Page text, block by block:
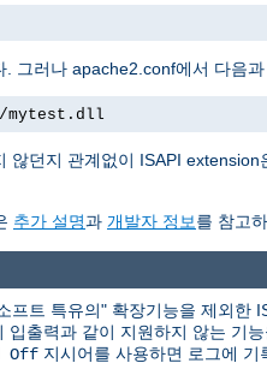
그러나 apache2.conf에서 다음
mytest.dll
던지 관계없이 ISAPI
추가 설명과 개발자 정보를 참고
트 특유의" 확장기능을 제외
출력과 같이 지원하지 않는 기
Off 지시어를 사용하면 로그에 기